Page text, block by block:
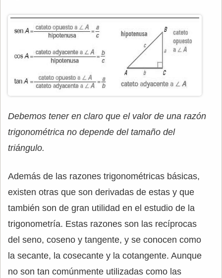
Debemos tener en claro que el valor de una razón
trigonométrica no depende del tamaño del
triángulo.
Además de las razones trigonométricas básicas,
existen otras que son derivadas de estas y que
también son de gran utilidad en el estudio de la
trigonometría. Estas razones son las recíprocas
del seno, coseno y tangente, y se conocen como
la secante, la cosecante y la cotangente. Aunque
no son tan comúnmente utilizadas como las